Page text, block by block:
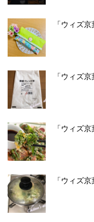
「ウィズ
「ウィズ
「ウィズ
「ウィズ